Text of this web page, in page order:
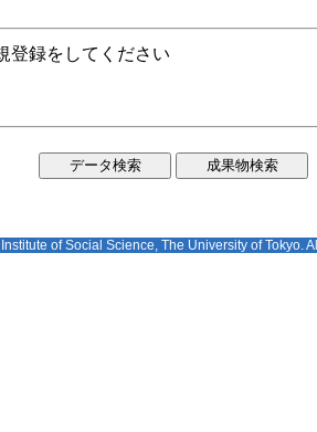
登録をしてください
of Social Science, The University of Tokyo.